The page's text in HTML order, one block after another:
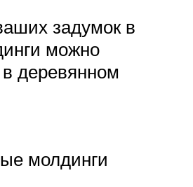
задумок в
можно
деревянном
молдинги